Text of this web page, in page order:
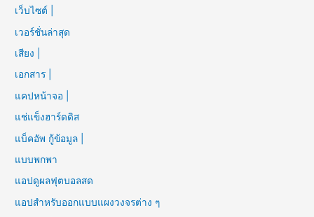
เว็บไซต์ |
เวอร์ชั่นล่าสุด
เสียง |
เอกสาร |
แคปหน้าจอ |
แช่แข็งฮาร์ดดิส
แบ็คอัพ กู้ข้อมูล |
แบบพกพา
แอปดูผลฟุตบอลสด
แอปสำหรับออกแบบแผงวงจรต่าง ๆ